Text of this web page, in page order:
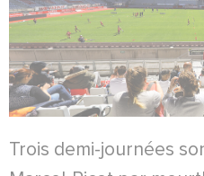
Trois demi-journées